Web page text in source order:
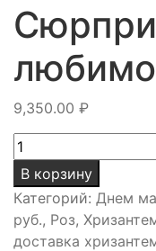
9,350.00 ₽
Количество
товара
Сюрприз
для
любимой
В корзину
Категорий: Днем
руб., Роз,
доставка